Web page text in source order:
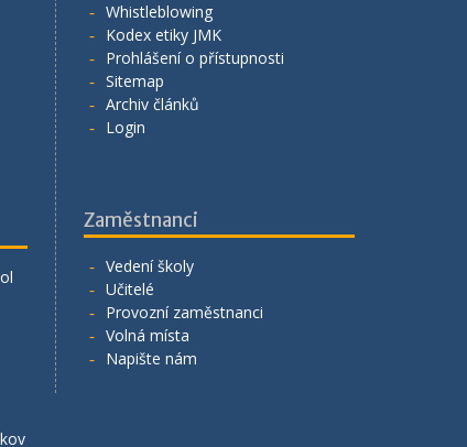
Whistleblowing
Kodex etiky JMK
Prohlášení o přístupnosti
Sitemap
Archiv článků
Login
Zaměstnanci
Vedení školy
Učitelé
Provozní zaměstnanci
Volná místa
Napište nám